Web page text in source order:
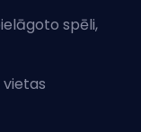
spēli,
vietas